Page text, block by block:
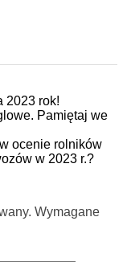
2023 rok!
Pamiętaj we
ocenie rolników
w 2023 r.?
Wymagane